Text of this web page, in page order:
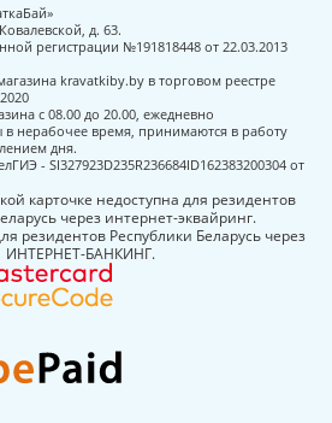
д. 63.
регистрации №191818448 от 22.03.2013
kravatkiby.by в торговом реестре
с 08.00 до 20.00, ежедневно
нерабочее время, принимаются в работу
дня.
- SI327923D235R236684ID162383200304 от
карточке недоступна для резидентов
через интернет-эквайринг.
резидентов Республики Беларусь через
ИНТЕРНЕТ-БАНКИНГ.